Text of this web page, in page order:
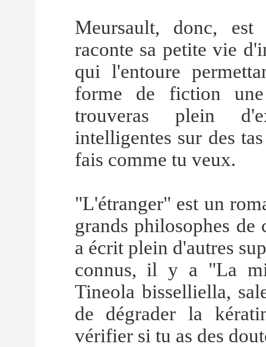
Meursault, donc,
raconte sa petite vie
qui l'entoure
forme de fiction
trouveras plein
intelligentes sur des
fais comme tu veux.
"L'étranger" est un
grands philosophes
a écrit plein d'autres
connus, il y a "La
Tineola bisselliella,
de dégrader la
vérifier si tu as des